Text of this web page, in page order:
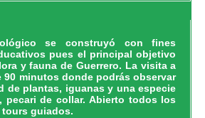
se construyó con fines
pues el principal objetivo
y fauna de Guerrero. La visita a
90 minutos donde podrás observar
de plantas, iguanas y una especie
pecari de collar. Abierto todos los
tours guiados.